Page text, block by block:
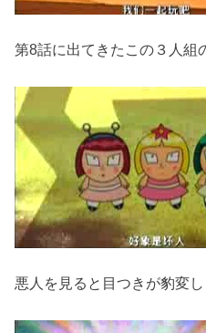
第8話に出てきたこの３人組
悪人を見ると目つきが豹変し